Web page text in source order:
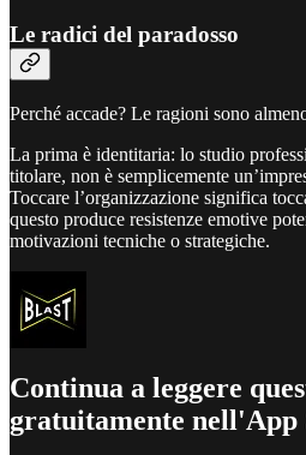
Le radici del paradosso
Perché accade? Le ragioni sono
La prima è identitaria: lo studio
titolare, non è semplicemente
Toccare l’organizzazione significa
questo produce resistenze emotive
motivazioni tecniche o strategiche.
Continua a leggere
gratuitamente nell'App